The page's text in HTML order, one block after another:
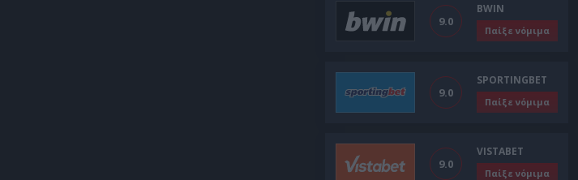
9.0
BWIN
Παίξε νόμιμα
9.0
SPORTINGBET
Παίξε νόμιμα
9.0
VISTABET
Παίξε νόμιμα